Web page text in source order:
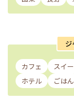
カフェ スイ
ホテル
ごはん